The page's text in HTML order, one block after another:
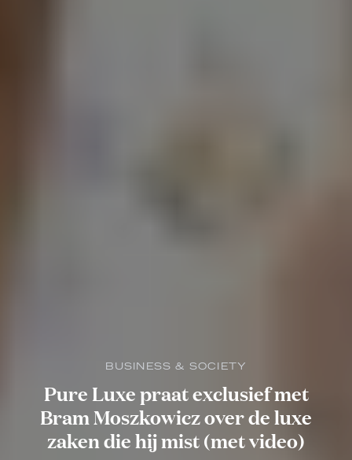
BUSINESS & SOCIETY
Pure Luxe praat exclusief met
Bram Moszkowicz over de luxe
zaken die hij mist (met video)